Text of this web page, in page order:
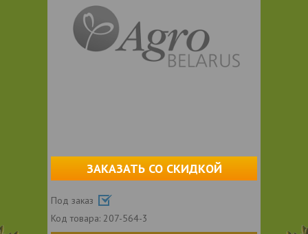
ЗАКАЗАТЬ СО СКИДКОЙ
Под заказ
Код товара: 207-564-3